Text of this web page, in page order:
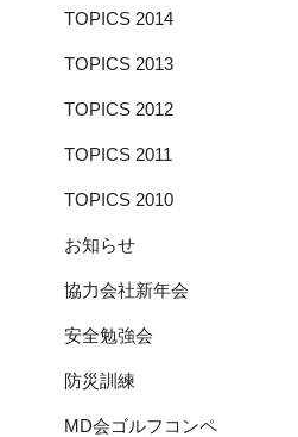
TOPICS 2014
TOPICS 2013
TOPICS 2012
TOPICS 2011
TOPICS 2010
お知らせ
協力会社新年会
安全勉強会
防災訓練
MD会ゴルフコンペ